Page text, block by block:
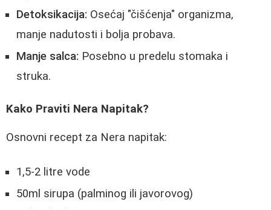
Detoksikacija: Osećaj "čišćenja" organizma,
manje nadutosti i bolja probava.
Manje salca: Posebno u predelu stomaka i
struka.
Kako Praviti Nera Napitak?
Osnovni recept za Nera napitak:
1,5-2 litre vode
50ml sirupa (palminog ili javorovog)